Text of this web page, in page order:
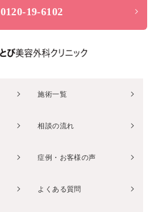
0120-19-6102
施術一覧
相談の流れ
症例・お客様の声
よくある質問